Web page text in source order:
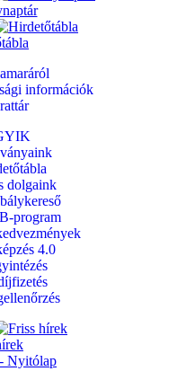
információk
dolgaink
program
4.0